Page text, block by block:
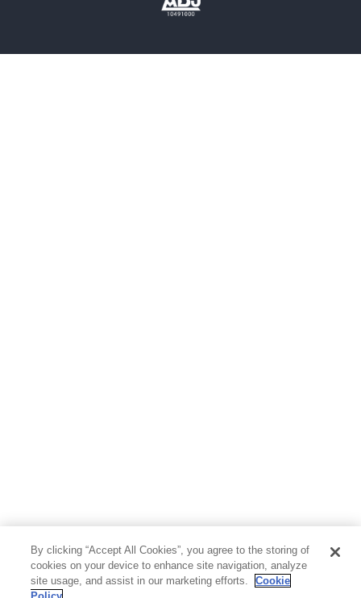
By clicking “Accept All Cookies”, you agree to the storing of
cookies on your device to enhance site navigation, analyze
site usage, and assist in our marketing efforts.
Cookie